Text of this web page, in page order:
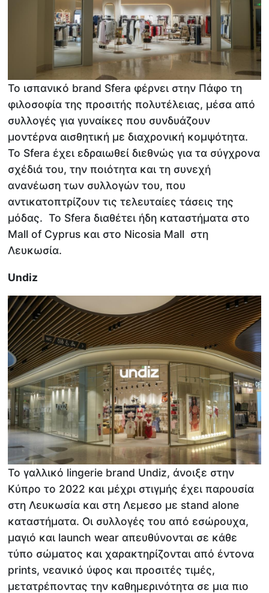
Το ισπανικό brand Sfera φέρνει στην Πάφο τη
φιλοσοφία της προσιτής πολυτέλειας, μέσα από
συλλογές για γυναίκες που συνδυάζουν
μοντέρνα αισθητική με διαχρονική κομψότητα.
To Sfera έχει εδραιωθεί διεθνώς για τα σύγχρονα
σχέδιά του, την ποιότητα και τη συνεχή
ανανέωση των συλλογών του, που
αντικατοπτρίζουν τις τελευταίες τάσεις της
μόδας. Το Sfera διαθέτει ήδη καταστήματα στο
Mall of Cyprus και στο Nicosia Mall στη
Λευκωσία.
Undiz
Το γαλλικό lingerie brand Undiz, άνοιξε στην
Κύπρο το 2022 και μέχρι στιγμής έχει παρουσία
στη Λευκωσία και στη Λεμεσο με stand alone
καταστήματα. Οι συλλογές του από εσώρουχα,
μαγιό και launch wear απευθύνονται σε κάθε
τύπο σώματος και χαρακτηρίζονται από έντονα
prints, νεανικό ύφος και προσιτές τιμές,
μετατρέποντας την καθημερινότητα σε μια πιο